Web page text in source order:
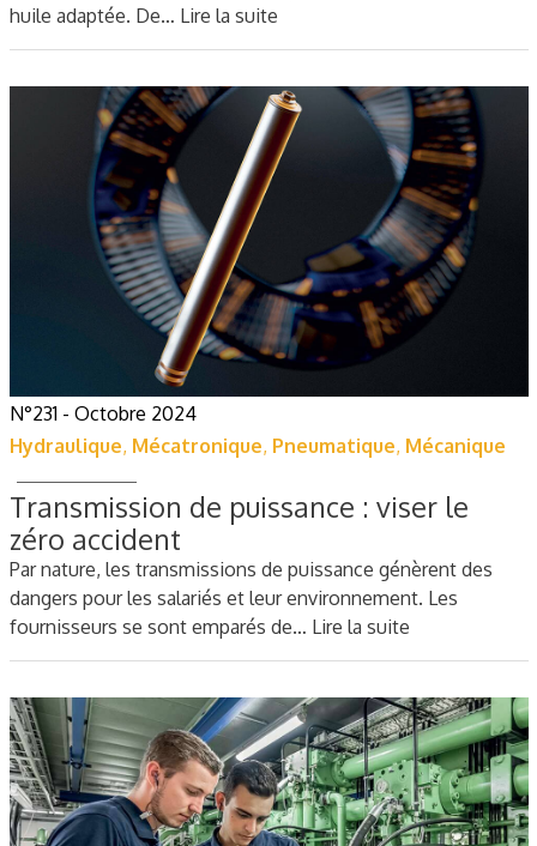
huile adaptée. De… Lire la suite
N°231 - Octobre 2024
Hydraulique, Mécatronique, Pneumatique, Mécanique
Transmission de puissance : viser le
zéro accident
Par nature, les transmissions de puissance génèrent des
dangers pour les salariés et leur environnement. Les
fournisseurs se sont emparés de… Lire la suite